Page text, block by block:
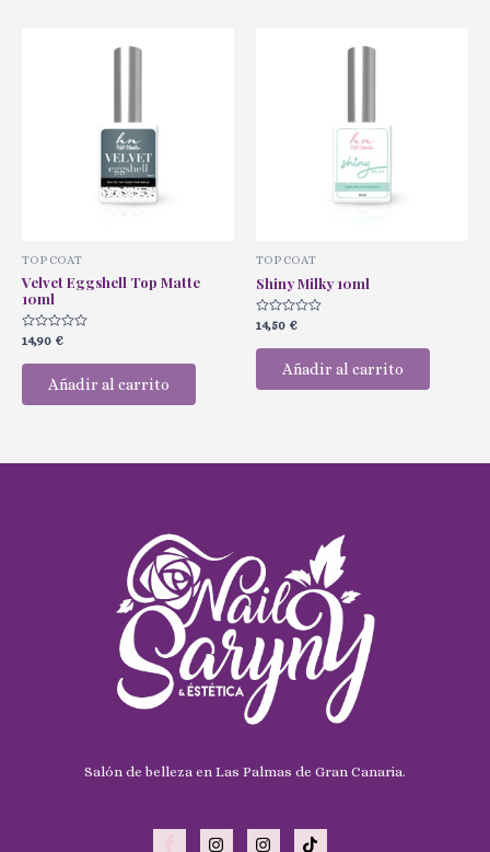
TOP COAT
Velvet Eggshell Top Matte
10ml
Valorado
con
0
14,90 €
Añadir al carrito
TOP COAT
Shiny Milky 10ml
Valorado
con
0
14,50 €
Añadir al carrito
Salón de belleza en Las Palmas de Gran Canaria.